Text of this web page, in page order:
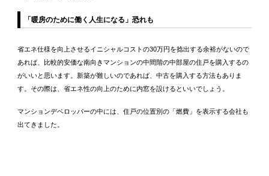
「暖房のために働く人生になる」恐れも
省エネ仕様を向上させるイニシャルコストの30万円を捻出する余裕がないので
あれば、比較的安価な南向きマンションの中間階の中部屋の住戸を購入するの
がいいと思います。新築が難しいのであれば、中古を購入する方法もありま
す。その際は、省エネ性の向上のために内窓を設けるといいでしょう。
マンションデベロッパーの中には、住戸の位置別の「燃費」を表示する会社も
出てきました。